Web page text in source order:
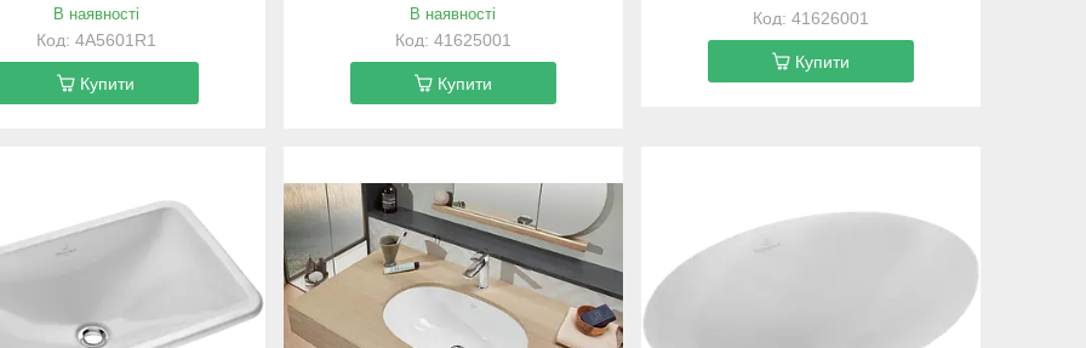
В наявності
4A5601R1
Купити
В наявності
41625001
Купити
41626001
Купити